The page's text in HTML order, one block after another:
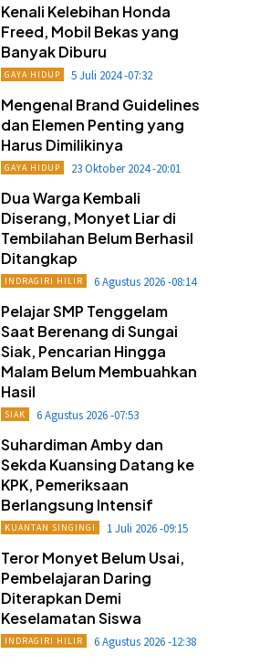
Kenali Kelebihan Honda
Freed, Mobil Bekas yang
Banyak Diburu
GAYA HIDUP 5 Juli 2024 -07:32
Mengenal Brand Guidelines
dan Elemen Penting yang
Harus Dimilikinya
GAYA HIDUP 23 Oktober 2024 -20:01
Dua Warga Kembali
Diserang, Monyet Liar di
Tembilahan Belum Berhasil
Ditangkap
INDRAGIRI HILIR 6 Agustus 2026 -08:14
Pelajar SMP Tenggelam
Saat Berenang di Sungai
Siak, Pencarian Hingga
Malam Belum Membuahkan
Hasil
SIAK 6 Agustus 2026 -07:53
Suhardiman Amby dan
Sekda Kuansing Datang ke
KPK, Pemeriksaan
Berlangsung Intensif
KUANTAN SINGINGI 1 Juli 2026 -09:15
Teror Monyet Belum Usai,
Pembelajaran Daring
Diterapkan Demi
Keselamatan Siswa
INDRAGIRI HILIR 6 Agustus 2026 -12:38